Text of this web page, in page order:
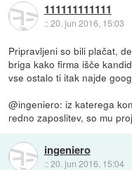
111111111111
::20. jun 2016, 15:03
Pripravljeni so bili plačat,
briga kako firma išče
vse ostalo ti itak najde
@ingeniero: iz katerega
redno zaposlitev, so mu
ingeniero
::20. jun 2016, 15:04